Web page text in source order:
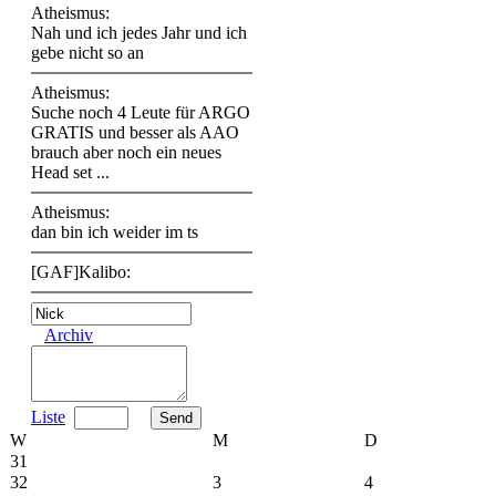
Atheismus:
Nah und ich jedes Jahr und ich
gebe nicht so an
Atheismus:
Suche noch 4 Leute für ARGO
GRATIS und besser als AAO
brauch aber noch ein neues
Head set ...
Atheismus:
dan bin ich weider im ts
[GAF]Kalibo:
Archiv
Liste
W
M D
31
32
3 4